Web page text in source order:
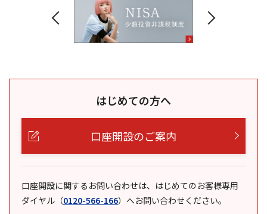
はじめての方へ
口座開設のご案内
口座開設に関するお問い合わせは、はじめてのお客様専用
ダイヤル （0120-566-166） へお問い合わせください。